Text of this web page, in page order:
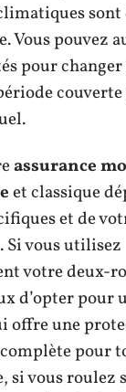
sont
Vous pouvez
pour changer
assurance
et classique
et de
Si vous utilisez
votre deux-
d’opter pour
offre une
pour
si vous roulez